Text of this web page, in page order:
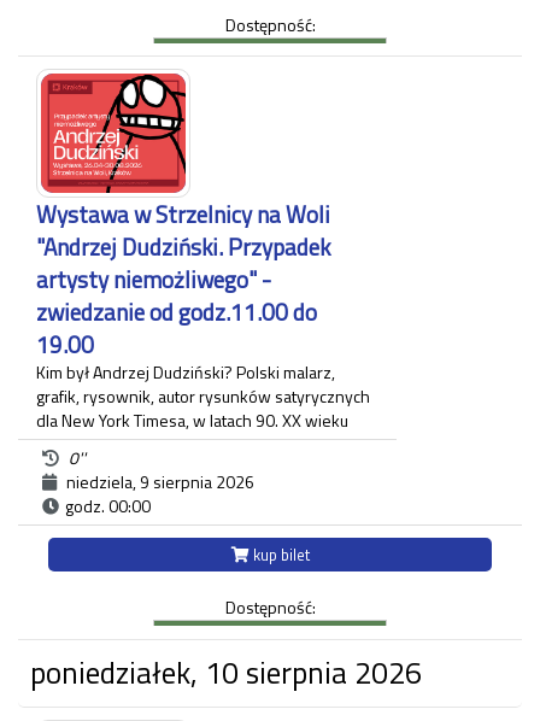
Decjuszów, którzy byli pierwszymi właścicielami, a
następnie m.in. Lubomirskich, Sanguszków,
hrabiostwa Kuczkowskich czy księstwa
Czartoryskich. Stała wystawa obrazów z Muzeum
Okręgowego w Nowym Sączu oraz mebli z Muzeum
Narodowego w Krakowie nawiązuje do charakteru
wnętrz Willi Decjusza w XIX stuleciu.
Czas trwania zwiedzania około 60 minut.
Każdy uczestnik zwiedzania jest zobowiązany do
posiadania własnego biletu.
Dostępność:
Wystawa w Strzelnicy na Woli
"Andrzej Dudziński. Przypadek
artysty niemożliwego" -
zwiedzanie od godz.11.00 do
19.00
Kim był Andrzej Dudziński? Polski malarz,
grafik, rysownik, autor rysunków satyrycznych
dla New York Timesa, w latach 90. XX wieku
związany z krakowskim "Tygodnikiem
Powszechnym", gdzie zamieszczał regularnie
komentarz polityczny. Na wystawie pt.:
"Andrzej Dudziński. Przypadek artysty
niemożliwego" zaprezentowane zostały
różnorodne prace artysty.
na Woli przy ul. Królowej Jadwigi 220 oraz w
Willi Decjusza (parter), gdzie zgromadzone
zostały projekty graficzne, plakaty, okładki i
ilustracja prasowa autora.
0''
niedziela, 9 sierpnia 2026
godz. 00:00
kup bilet
Dostępność:
poniedziałek, 10 sierpnia 2026